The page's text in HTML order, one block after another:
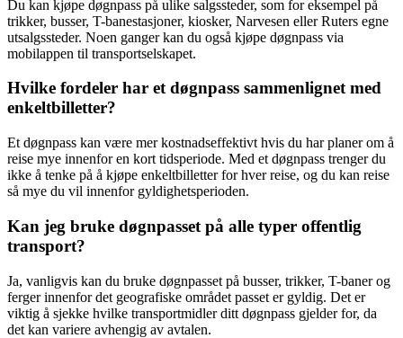
Du kan kjøpe døgnpass på ulike salgssteder, som for eksempel på
trikker, busser, T-banestasjoner, kiosker, Narvesen eller Ruters egne
utsalgssteder. Noen ganger kan du også kjøpe døgnpass via
mobilappen til transportselskapet.
Hvilke fordeler har et døgnpass sammenlignet med
enkeltbilletter?
Et døgnpass kan være mer kostnadseffektivt hvis du har planer om å
reise mye innenfor en kort tidsperiode. Med et døgnpass trenger du
ikke å tenke på å kjøpe enkeltbilletter for hver reise, og du kan reise
så mye du vil innenfor gyldighetsperioden.
Kan jeg bruke døgnpasset på alle typer offentlig
transport?
Ja, vanligvis kan du bruke døgnpasset på busser, trikker, T-baner og
ferger innenfor det geografiske området passet er gyldig. Det er
viktig å sjekke hvilke transportmidler ditt døgnpass gjelder for, da
det kan variere avhengig av avtalen.